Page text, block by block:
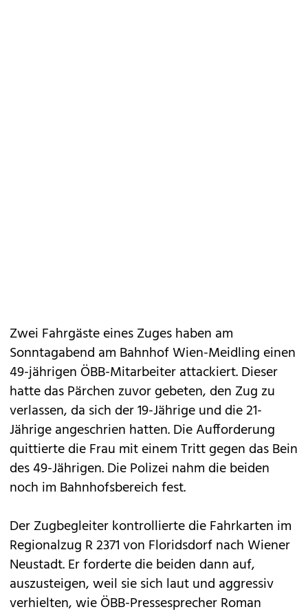
Zwei Fahrgäste eines Zuges haben am
Sonntagabend am Bahnhof Wien-Meidling einen
49-jährigen ÖBB-Mitarbeiter attackiert. Dieser
hatte das Pärchen zuvor gebeten, den Zug zu
verlassen, da sich der 19-Jährige und die 21-
Jährige angeschrien hatten. Die Aufforderung
quittierte die Frau mit einem Tritt gegen das Bein
des 49-Jährigen. Die Polizei nahm die beiden
noch im Bahnhofsbereich fest.
Der Zugbegleiter kontrollierte die Fahrkarten im
Regionalzug R 2371 von Floridsdorf nach Wiener
Neustadt. Er forderte die beiden dann auf,
auszusteigen, weil sie sich laut und aggressiv
verhielten, wie ÖBB-Pressesprecher Roman